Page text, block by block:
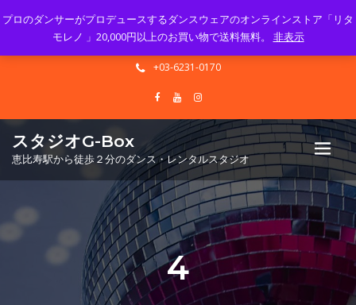
Mon - Sun 10.00 - 23.00
info@gbox-tango.com
+03-6231-0170
スタジオG-Box
恵比寿駅から徒歩２分のダンス・レンタルスタジオ
4
プロのダンサーがプロデュースするダンスウェアのオンラインストア「リタ
モレノ 」20,000円以上のお買い物で送料無料。 非表示